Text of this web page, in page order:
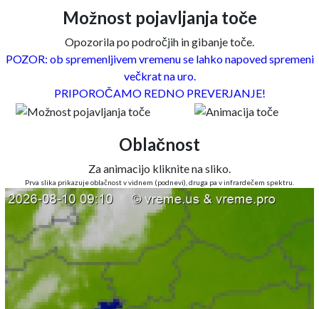
Možnost pojavljanja toče
Opozorila po področjih in gibanje toče.
POZOR: ob spremenljivem vremenu se lahko napoved spremeni
večkrat na uro.
PRIPOROČAMO REDNO PREVERJANJE!
Oblačnost
Za animacijo kliknite na sliko.
Prva slika prikazuje oblačnost v vidnem (podnevi), druga pa v infrardečem spektru.